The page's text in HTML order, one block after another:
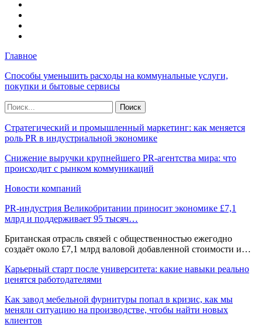
Главное
Способы уменьшить расходы на коммунальные услуги,
покупки и бытовые сервисы
Стратегический и промышленный маркетинг: как меняется
роль PR в индустриальной экономике
Снижение выручки крупнейшего PR-агентства мира: что
происходит с рынком коммуникаций
Новости компаний
PR-индустрия Великобритании приносит экономике £7,1
млрд и поддерживает 95 тысяч…
Британская отрасль связей с общественностью ежегодно
создаёт около £7,1 млрд валовой добавленной стоимости и…
Карьерный старт после университета: какие навыки реально
ценятся работодателями
Как завод мебельной фурнитуры попал в кризис, как мы
меняли ситуацию на производстве, чтобы найти новых
клиентов